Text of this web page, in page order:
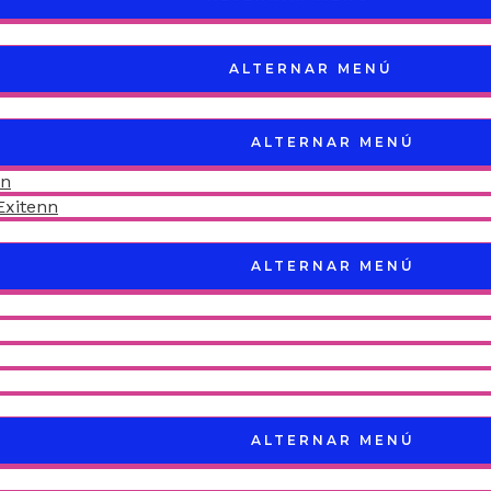
ALTERNAR MENÚ
ALTERNAR MENÚ
ALTERNAR MENÚ
ALTERNAR MENÚ